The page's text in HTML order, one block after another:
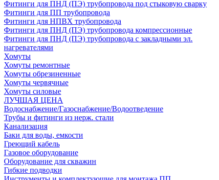
Фитинги для ПНД (ПЭ) трубопровода под стыковую сварку
Фитинги для ПП трубопровода
Фитинги для НПВХ трубопровода
Фитинги для ПНД (ПЭ) трубопровода компрессионные
Фитинги для ПНД (ПЭ) трубопровода с закладными эл.
нагревателями
Хомуты
Хомуты ремонтные
Хомуты обрезиненные
Хомуты червячные
Хомуты силовые
ЛУЧШАЯ ЦЕНА
Водоснабжение/Газоснабжение/Водоотведение
Трубы и фитинги из нерж. стали
Канализация
Баки для воды, емкости
Греющий кабель
Газовое оборудование
Оборудование для скважин
Гибкие подводки